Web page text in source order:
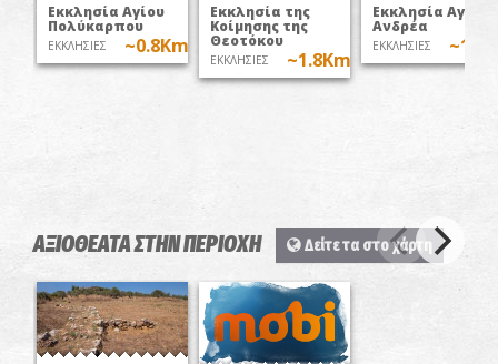
Εκκλησία Αγίου
Πολύκαρπου
ΕΚΚΛΗΣΙΕΣ ~0.8Km
Εκκλησία της
Κοίμησης της
Θεοτόκου
ΕΚΚΛΗΣΙΕΣ ~1.8Km
Εκκλησία Αγίου
Ανδρέα
ΕΚΚΛΗΣΙΕΣ
ΑΞΙΟΘΕΑΤΑ ΣΤΗΝ ΠΕΡΙΟΧΗ Δείτε τα στο χάρτη